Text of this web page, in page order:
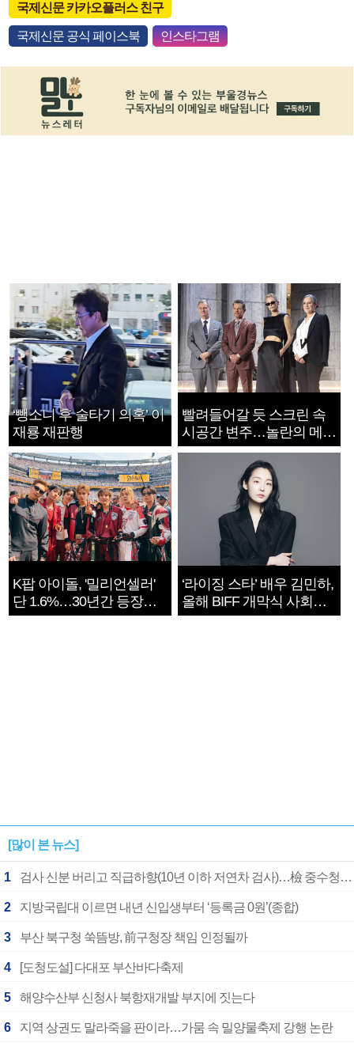
국제신문 카카오플러스 친구
국제신문 공식 페이스북 인스타그램
‘뺑소니 후 술타기 의혹’ 이
재룡 재판행
빨려들어갈 듯 스크린 속
시공간 변주…놀란의 메시
지는 ‘전쟁 속죄’
K팝 아이돌, '밀리언셀러'
단 1.6%…30년간 등장
1182개팀 전수조사
‘라이징 스타’ 배우 김민하,
올해 BIFF 개막식 사회자
확정
[많이 본 뉴스]
1 검사 신분 버리고 직급하향(10년 이하 저연차 검사)…檢 중수청행 기피
2 지방국립대 이르면 내년 신입생부터 ‘등록금 0원’(종합)
3 부산 북구청 쑥뜸방, 前구청장 책임 인정될까
4 [도청도설] 다대포 부산바다축제
5 해양수산부 신청사 북항재개발 부지에 짓는다
6 지역 상권도 말라죽을 판이라…가뭄 속 밀양물축제 강행 논란